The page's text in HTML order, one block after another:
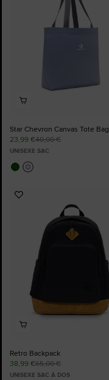
Star Chevron Canvas Tote Bag
23,99 €40,00 €
UNISEXE SAC
Ajouter
Retro Backpack
38,99 €65,00 €
UNISEXE SAC À DOS